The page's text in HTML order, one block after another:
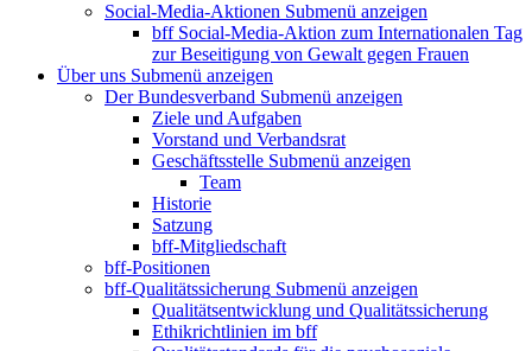
Social-Media-Aktionen Submenü anzeigen
bff Social-Media-Aktion zum Internationalen Tag
zur Beseitigung von Gewalt gegen Frauen
Über uns Submenü anzeigen
Der Bundesverband Submenü anzeigen
Ziele und Aufgaben
Vorstand und Verbandsrat
Geschäftsstelle Submenü anzeigen
Team
Historie
Satzung
bff-Mitgliedschaft
bff-Positionen
bff-Qualitätssicherung Submenü anzeigen
Qualitätsentwicklung und Qualitätssicherung
Ethikrichtlinien im bff